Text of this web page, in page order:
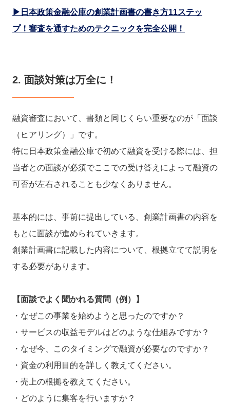
▶日本政策金融公庫の創業計画書の書き方11ステッ
プ！審査を通すためのテクニックを完全公開！
2. 面談対策は万全に！
融資審査において、書類と同じくらい重要なのが「面談
（ヒアリング）」です。
特に日本政策金融公庫で初めて融資を受ける際には、担
当者との面談が必須でここでの受け答えによって融資の
可否が左右されることも少なくありません。
基本的には、事前に提出している、創業計画書の内容を
もとに面談が進められていきます。
創業計画書に記載した内容について、根拠立てて説明を
する必要があります。
【面談でよく聞かれる質問（例）】
・なぜこの事業を始めようと思ったのですか？
・サービスの収益モデルはどのような仕組みですか？
・なぜ今、このタイミングで融資が必要なのですか？
・資金の利用目的を詳しく教えてください。
・売上の根拠を教えてください。
・どのように集客を行いますか？